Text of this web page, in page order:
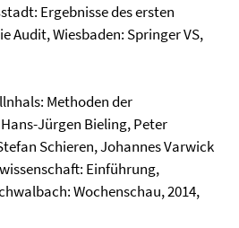
Ergebnisse des ersten
Audit, Wiesbaden: Springer VS,
Methoden der
Jürgen Bieling, Peter
Schieren, Johannes Varwick
Einführung,
Wochenschau, 2014,